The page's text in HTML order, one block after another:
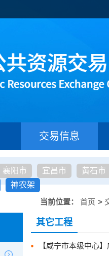
交易信息
襄阳市 宜昌市
黄石市
神农架
当前位置： 首页 >
其它工程